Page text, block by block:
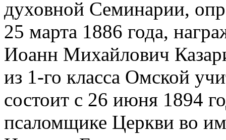
духовной Семинарии,
25 марта 1886 года,
Иоанн Михайлович
из 1-го класса Омской
состоит с 26 июня 1894
псаломщике Церкви во